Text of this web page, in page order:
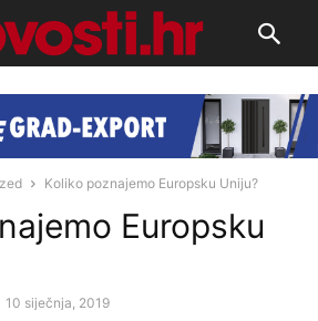
Koliko poznajemo Europsku Uniju?
Europsku
10 siječnja, 2019